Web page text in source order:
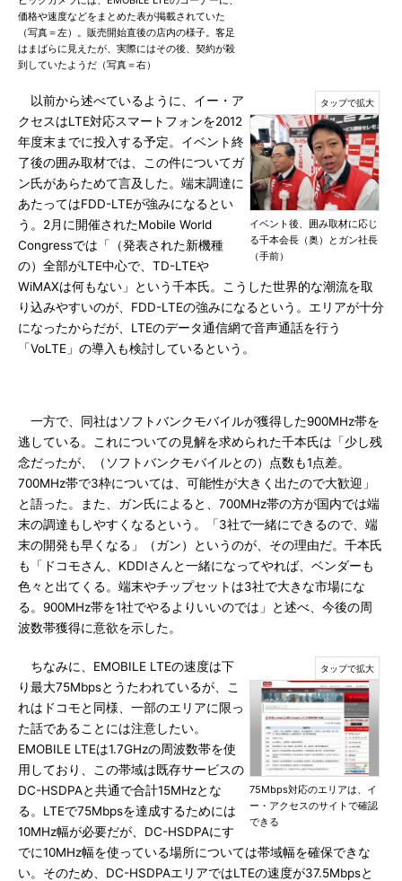
価格や速度などをまとめた表が掲載されていた
（写真＝左）。販売開始直後の店内の様子。客足
はまばらに見えたが、実際にはその後、契約が殺
到していたようだ（写真＝右）
イベント後、囲み取材に応じ
る千本会長（奥）とガン社長
（手前）
以前から述べているように、イー・ア
クセスはLTE対応スマートフォンを2012
年度末までに投入する予定。イベント終
了後の囲み取材では、この件についてガ
ン氏があらためて言及した。端末調達に
あたってはFDD-LTEが強みになるとい
う。2月に開催されたMobile World
Congressでは「（発表された新機種
の）全部がLTE中心で、TD-LTEや
WiMAXは何もない」という千本氏。こうした世界的な潮流を取
り込みやすいのが、FDD-LTEの強みになるという。エリアが十分
になったからだが、LTEのデータ通信網で音声通話を行う
「VoLTE」の導入も検討しているという。
一方で、同社はソフトバンクモバイルが獲得した900MHz帯を
逃している。これについての見解を求められた千本氏は「少し残
念だったが、（ソフトバンクモバイルとの）点数も1点差。
700MHz帯で3枠については、可能性が大きく出たので大歓迎」
と語った。また、ガン氏によると、700MHz帯の方が国内では端
末の調達もしやすくなるという。「3社で一緒にできるので、端
末の開発も早くなる」（ガン）というのが、その理由だ。千本氏
も「ドコモさん、KDDIさんと一緒になってやれば、ベンダーも
色々と出てくる。端末やチップセットは3社で大きな市場にな
る。900MHz帯を1社でやるよりいいのでは」と述べ、今後の周
波数帯獲得に意欲を示した。
75Mbps対応のエリアは、イ
ー・アクセスのサイトで確認
できる
ちなみに、EMOBILE LTEの速度は下
り最大75Mbpsとうたわれているが、こ
れはドコモと同様、一部のエリアに限っ
た話であることには注意したい。
EMOBILE LTEは1.7GHzの周波数帯を使
用しており、この帯域は既存サービスの
DC-HSDPAと共通で合計15MHzとな
る。LTEで75Mbpsを達成するためには
10MHz幅が必要だが、DC-HSDPAにす
でに10MHz幅を使っている場所については帯域幅を確保できな
い。そのため、DC-HSDPAエリアではLTEの速度が37.5Mbpsと